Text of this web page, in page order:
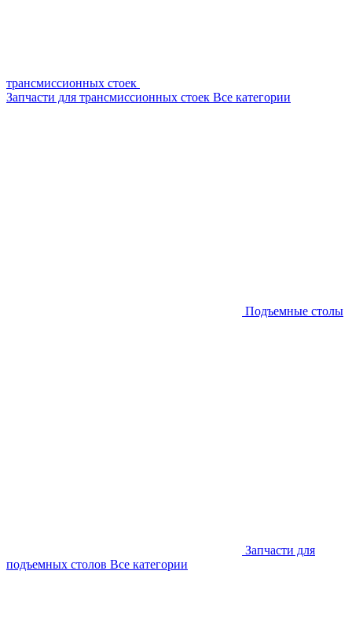
трансмиссионных стоек
Запчасти для трансмиссионных стоек Все категории
Подъемные столы
Запчасти для
подъемных столов Все категории